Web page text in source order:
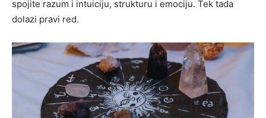
spojite razum i intuiciju, strukturu i emociju. Tek tada
dolazi pravi red.